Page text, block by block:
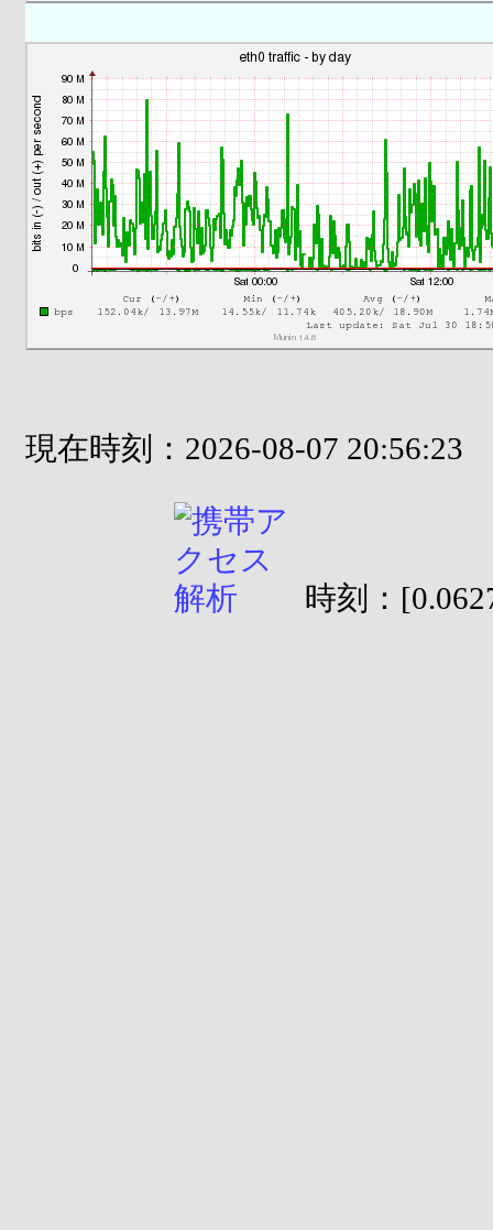
現在時刻：2026-08-07 20:56:23
時刻：